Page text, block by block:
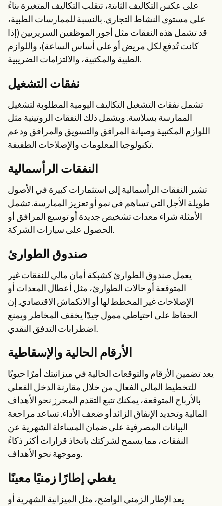
على عكس التكاليف الثابتة، تتقلب التكاليف المتغيرة بناءً
على مستوى النشاط التجاري. بالنسبة للممارسات الطبية،
قد تشمل هذه النفقات مثل أجور الموظفين السريريين (إذا
كانت تُدفع لكل مريض أو على أساس الساعة)، واللوازم
الطبية والمكتبية، والالتزامات الضريبية.
نفقات التشغيل
تشمل نفقات التشغيل التكاليف اليومية المطلوبة لتشغيل
الممارسة بسلاسة. ويشمل ذلك النفقات الروتينية مثل
اللوازم المكتبية وصيانة المرافق والتسويق والمرافق ودعم
تكنولوجيا المعلومات والإصلاحات الطفيفة.
النفقات الرأسمالية
تشير النفقات الرأسمالية إلى استثمارات كبيرة في الأصول
طويلة الأجل التي تساهم في نمو أو تعزيز الممارسة. تشمل
الأمثلة شراء معدات تشخيص جديدة أو توسيع المرافق أو
الحصول على سيارات الشركة.
صندوق الطوارئ
يعمل صندوق الطوارئ كشبكة أمان مالي للنفقات غير
المتوقعة أو حالات الطوارئ، مثل أعطال المعدات أو
الإصلاحات غير المخطط لها أو الانكماش الاقتصادي. إن
الحفاظ على احتياطي ممول جيدًا يخفف المخاطر ويمنع
اضطرابات التدفق النقدي.
الأرقام الحالية والإسقاطية
يعد تضمين الأرقام والتوقعات الحالية في ميزانيتك أمرًا حيويًا
للتخطيط المالي الفعال. من خلال مقارنة الدخل الفعلي
بالأرباح المتوقعة، يمكنك تتبع التقدم المحرز نحو الأهداف
المالية وتحديد الإنفاق الزائد أو ضعف الأداء. تساعد مراجعة
البيانات المصرفية على ضمان المساءلة الشهرية عن
النفقات، مما يسمح لشركتك باتخاذ قرارات أكثر ذكاءً
وموجهة نحو الأهداف.
يغطي إطارًا زمنيًا معينًا
يعد الإطار الزمني الواضح، مثل الميزانية الشهرية أو